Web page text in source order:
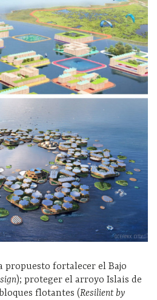
propuesto fortalecer el Bajo
); proteger el arroyo Islais de
flotantes (Resilient by